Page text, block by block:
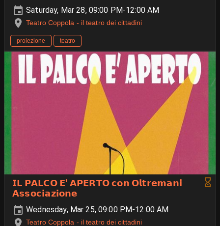
Saturday, Mar 28, 09:00 PM-12:00 AM
Teatro Coppola - il teatro dei cittadini
proiezione teatro
𝗜𝗟 𝗣𝗔𝗟𝗖𝗢 𝗘‌' 𝗔𝗣𝗘𝗥𝗧𝗢 𝗰𝗼𝗻 𝗢𝗹𝘁𝗿𝗲𝗺𝗮𝗻𝗶
𝗔𝘀𝘀𝗼𝗰𝗶𝗮𝘇𝗶𝗼𝗻𝗲
Wednesday, Mar 25, 09:00 PM-12:00 AM
Teatro Coppola - il teatro dei cittadini